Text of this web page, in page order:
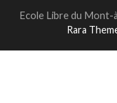
Ecole Libre du Mont-
Rara